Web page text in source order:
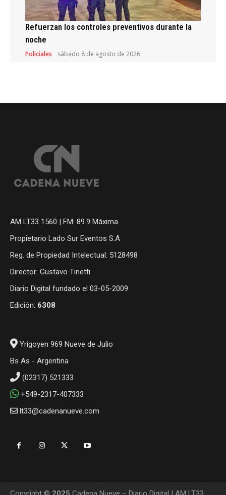
Refuerzan los controles preventivos durante la
noche
Policiales sábado 8 de agosto de 2026
AM LT33 1560 | FM: 89.9 Máxima
Propietario Lado Sur Eventos S.A
Reg. de Propiedad Intelectual: 5128498
Director: Gustavo Tinetti
Diario Digital fundado el 03-05-2009
Edición: 6308
Yrigoyen 969 Nueve de Julio
Bs As - Argentina
(02317) 521333
+549-2317-407333
lt33@cadenanueve.com